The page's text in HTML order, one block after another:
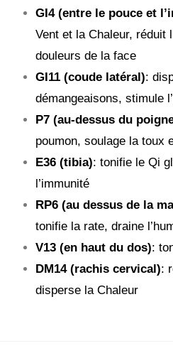
GI4 (entre le pouce et
Vent et la Chaleur, réduit
douleurs de la face
GI11 (coude latéral):
démangeaisons, stimule
P7 (au-dessus du
poumon, soulage la toux
E36 (tibia): tonifie le Qi
l’immunité
RP6 (au dessus de la
tonifie la rate, draine
V13 (en haut du dos):
DM14 (rachis cervical):
disperse la Chaleur